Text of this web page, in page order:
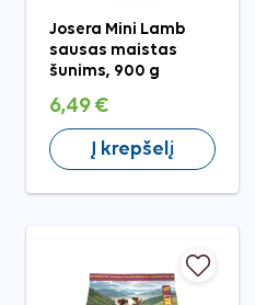
Josera Mini Lamb
sausas maistas
šunims, 900 g
6,49 €
Į krepšelį